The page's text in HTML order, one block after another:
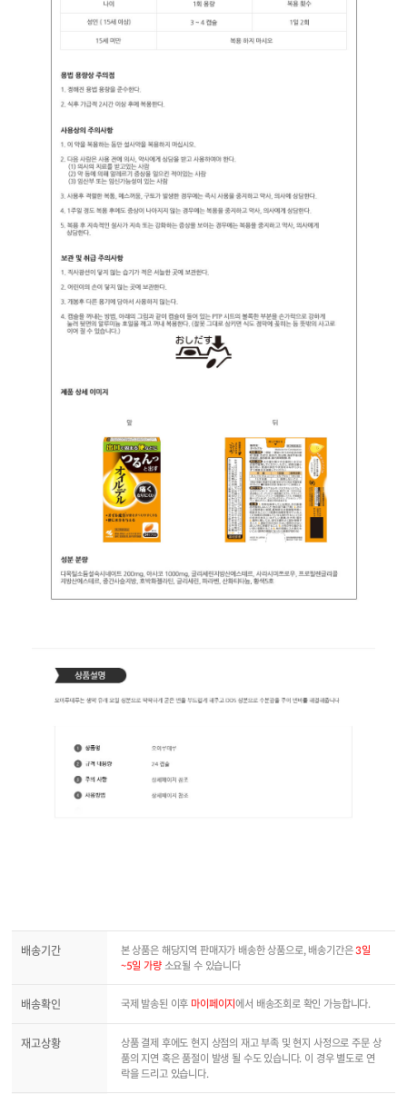
배송기간 본 상품은 해당지역 판매자가 배송한 상품으로, 배송기간은3일
~5일 가량소요될 수 있습니다
배송확인 국제 발송된 이후 마이페이지에서 배송조회로 확인 가능합니다.
재고상황
상품 결제 후에도 현지 상점의 재고 부족 및 현지 사정으로 주문 상
품의 지연 혹은 품절이 발생 될 수도 있습니다. 이 경우 별도로 연
락을 드리고 있습니다.